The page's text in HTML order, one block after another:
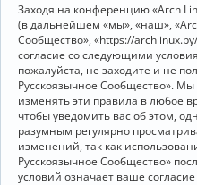
к
и
и
Заходя на конференцию «Arch
(в дальнейшем «мы», «наш»,
Сообщество», «https://
согласие со следующими
пожалуйста, не заходите и не
Русскоязычное Сообщество».
изменять эти правила в любое
чтобы уведомить вас об этом,
разумным регулярно
изменений, так как
Русскоязычное Сообщество»
условий означает ваше